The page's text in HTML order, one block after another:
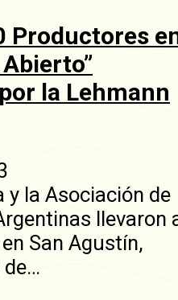
Productores
la Lehmann
y la Asociación de
llevaron
San Agustín,
de…